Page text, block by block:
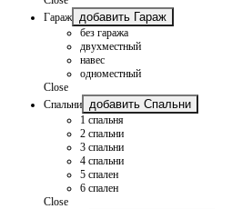
Гараж
добавить Гараж
без гаража
двухместный
навес
одноместный
Close
Спальни
добавить Спальни
1 спальня
2 спальни
3 спальни
4 спальни
5 спален
6 спален
Close